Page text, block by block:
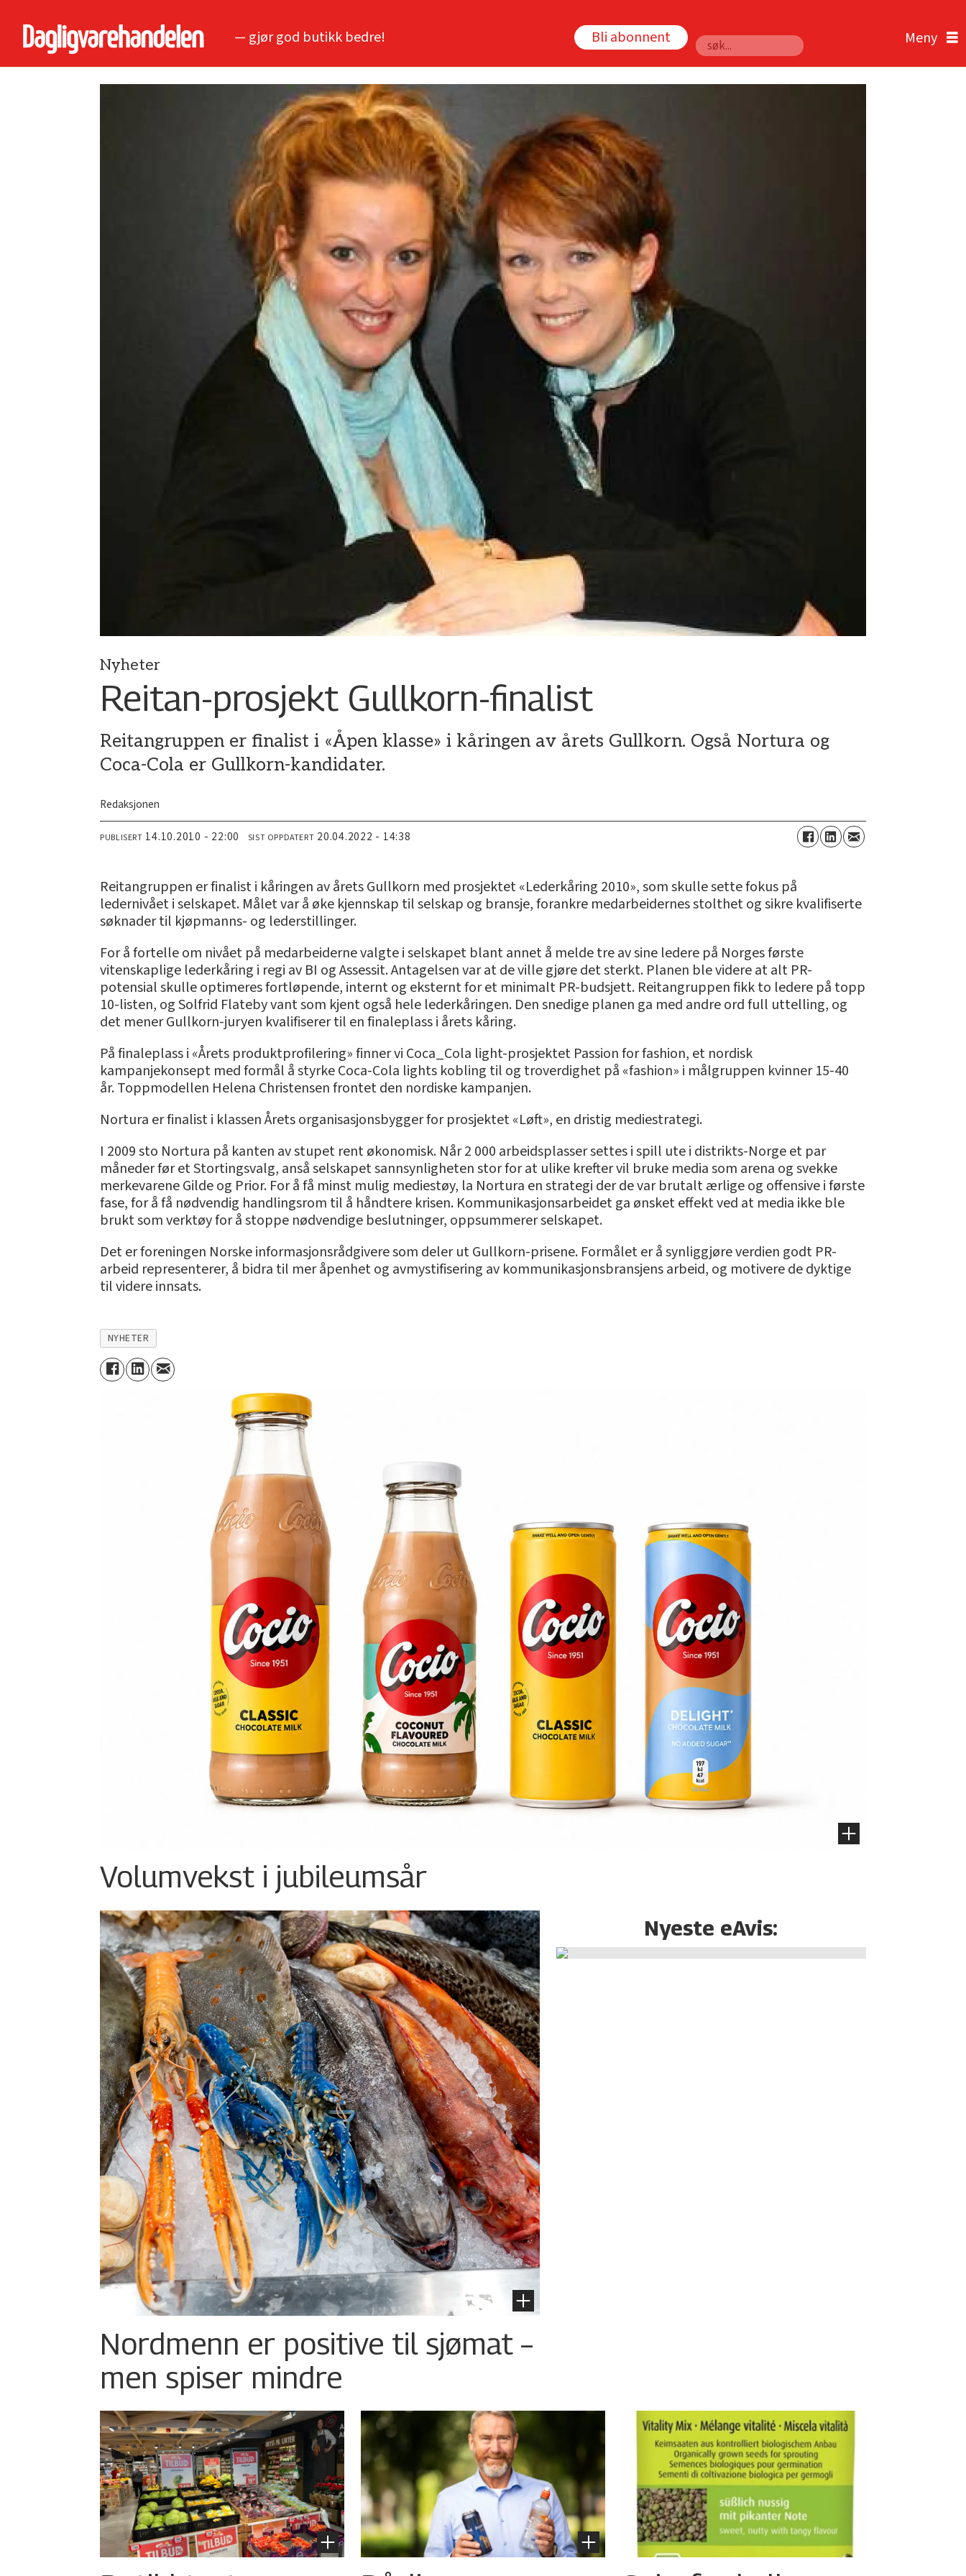
— gjør god butikk bedre! Bli abonnent
Søk
Nyheter
Reitan-prosjekt Gullkorn-finalist
Reitangruppen er finalist i «Åpen klasse» i kåringen av årets Gullkorn. Også Nortura og
Coca-Cola er Gullkorn-kandidater.
Redaksjonen
PUBLISERT 14.10.2010 - 22:00 SIST OPPDATERT 20.04.2022 - 14:38
Reitangruppen er finalist i kåringen av årets Gullkorn med prosjektet «Lederkåring 2010», som skulle sette fokus på
ledernivået i selskapet. Målet var å øke kjennskap til selskap og bransje, forankre medarbeidernes stolthet og sikre kvalifiserte
søknader til kjøpmanns- og lederstillinger.
For å fortelle om nivået på medarbeiderne valgte i selskapet blant annet å melde tre av sine ledere på Norges første
vitenskaplige lederkåring i regi av BI og Assessit. Antagelsen var at de ville gjøre det sterkt. Planen ble videre at alt PR-
potensial skulle optimeres fortløpende, internt og eksternt for et minimalt PR-budsjett. Reitangruppen fikk to ledere på topp
10-listen, og Solfrid Flateby vant som kjent også hele lederkåringen. Den snedige planen ga med andre ord full uttelling, og
det mener Gullkorn-juryen kvalifiserer til en finaleplass i årets kåring.
På finaleplass i «Årets produktprofilering» finner vi Coca_Cola light-prosjektet Passion for fashion, et nordisk
kampanjekonsept med formål å styrke Coca-Cola lights kobling til og troverdighet på «fashion» i målgruppen kvinner 15-40
år. Toppmodellen Helena Christensen frontet den nordiske kampanjen.
Nortura er finalist i klassen Årets organisasjonsbygger for prosjektet «Løft», en dristig mediestrategi.
I 2009 sto Nortura på kanten av stupet rent økonomisk. Når 2 000 arbeidsplasser settes i spill ute i distrikts-Norge et par
måneder før et Stortingsvalg, anså selskapet sannsynligheten stor for at ulike krefter vil bruke media som arena og svekke
merkevarene Gilde og Prior. For å få minst mulig mediestøy, la Nortura en strategi der de var brutalt ærlige og offensive i første
fase, for å få nødvendig handlingsrom til å håndtere krisen. Kommunikasjonsarbeidet ga ønsket effekt ved at media ikke ble
brukt som verktøy for å stoppe nødvendige beslutninger, oppsummerer selskapet.
Det er foreningen Norske informasjonsrådgivere som deler ut Gullkorn-prisene. Formålet er å synliggjøre verdien godt PR-
arbeid representerer, å bidra til mer åpenhet og avmystifisering av kommunikasjonsbransjens arbeid, og motivere de dyktige
til videre innsats.
NYHETER
Volumvekst i jubileumsår
Nordmenn er positive til sjømat –
men spiser mindre
Nyeste eAvis: